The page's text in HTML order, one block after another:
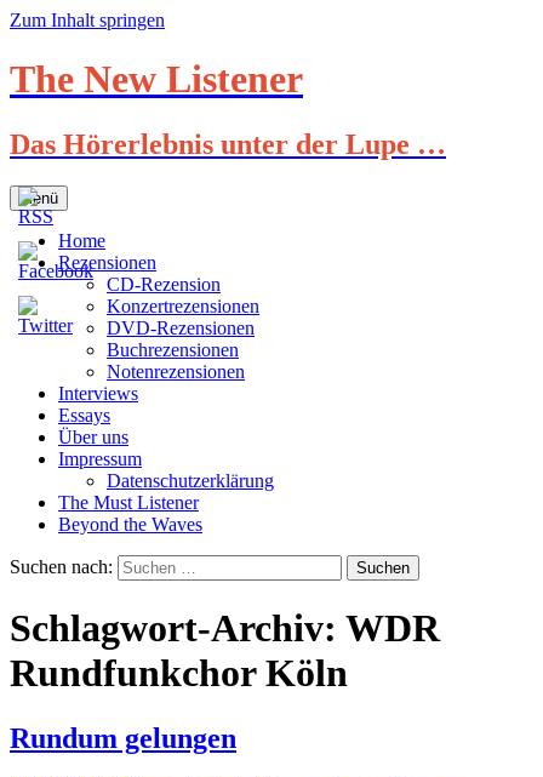
Zum Inhalt springen
The New Listener
Das Hörerlebnis unter der Lupe …
Menü
Home
Rezensionen
CD-Rezension
Konzertrezensionen
DVD-Rezensionen
Buchrezensionen
Notenrezensionen
Interviews
Essays
Über uns
Impressum
Datenschutzerklärung
The Must Listener
Beyond the Waves
Suchen nach:
Schlagwort-Archiv: WDR
Rundfunkchor Köln
Rundum gelungen